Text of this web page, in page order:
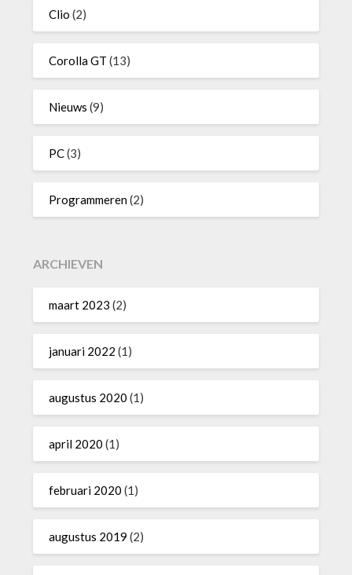
Clio (2)
Corolla GT (13)
Nieuws (9)
PC(3)
Programmeren(2)
ARCHIEVEN
maart 2023 (2)
januari 2022 (1)
augustus 2020 (1)
april 2020 (1)
februari 2020 (1)
augustus 2019 (2)